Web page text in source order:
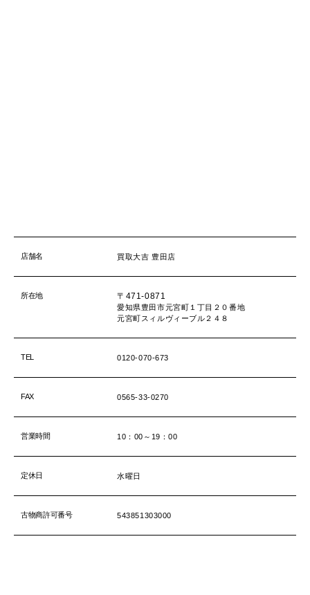
店舗名 買取大吉 豊田店
所在地 〒471-0871
愛知県豊田市元宮町１丁目２０番地
元宮町スィルヴィーブル２４８
TEL 0120-070-673
FAX 0565-33-0270
営業時間 10：00～19：00
定休日 水曜日
古物商許可番号 543851303000